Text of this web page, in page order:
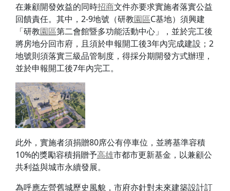
在兼顧開發效益的同時招商文件亦要求實施者落實公益
回饋責任。其中，2-9地號（研教園區C基地）須興建
「研教園區第二會館暨多功能活動中心」，並於完工後
將房地分回市府，且須於申報開工後3年內完成建設；2
地號則須落實三級品管制度，得採分期開發方式辦理，
並於申報開工後7年內完工。
此外，實施者須捐贈80席公有停車位，並將基準容積
10%的獎勵容積捐贈予高雄市都市更新基金，以兼顧公
共利益與城市永續發展。
為呼應左營舊城歷史風貌，市府亦針對未來建築設計訂